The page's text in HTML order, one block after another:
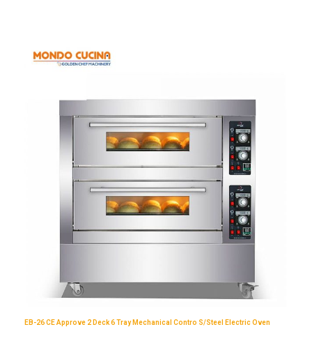
EB-26 CE Approve 2 Deck 6 Tray Mechanical Contro S/Steel Electric Oven